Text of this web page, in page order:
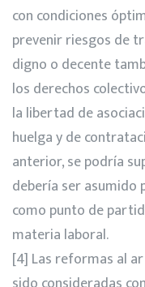
con condiciones
prevenir riesgos de
digno o decente
los derechos
la libertad de
huelga y de
anterior, se podría
debería ser
como punto de
materia laboral.
[4] Las reformas al